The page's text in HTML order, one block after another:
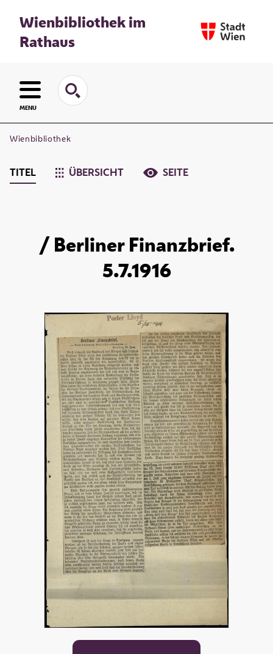
Wienbibliothek im
Rathaus
MENU
Wienbibliothek
TITEL ÜBERSICHT SEITE
/ Berliner Finanzbrief.
5.7.1916